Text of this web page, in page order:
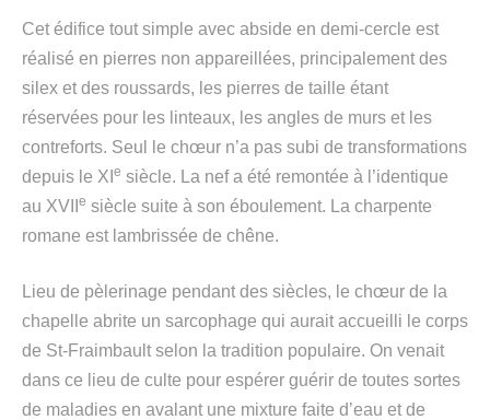
Cet édifice tout simple avec abside en demi-cercle est
réalisé en pierres non appareillées, principalement des
silex et des roussards, les pierres de taille étant
réservées pour les linteaux, les angles de murs et les
contreforts. Seul le chœur n’a pas subi de transformations
depuis le XI e siècle. La nef a été remontée à l’identique
au XVII e siècle suite à son éboulement. La charpente
romane est lambrissée de chêne.
Lieu de pèlerinage pendant des siècles, le chœur de la
chapelle abrite un sarcophage qui aurait accueilli le corps
de St-Fraimbault selon la tradition populaire. On venait
dans ce lieu de culte pour espérer guérir de toutes sortes
de maladies en avalant une mixture faite d’eau et de